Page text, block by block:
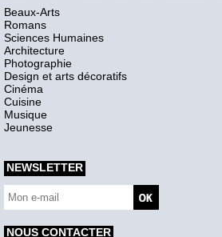
Beaux-Arts
Romans
Sciences Humaines
Architecture
Photographie
Design et arts décoratifs
Cinéma
Cuisine
Musique
Jeunesse
NEWSLETTER
NOUS CONTACTER